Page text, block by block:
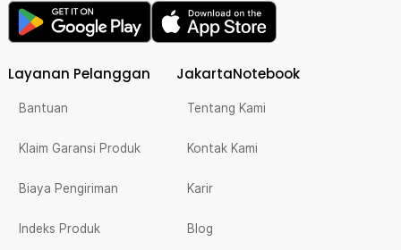
Layanan Pelanggan
Bantuan
Klaim Garansi Produk
Biaya Pengiriman
Indeks Produk
JakartaNotebook
Tentang Kami
Kontak Kami
Karir
Blog